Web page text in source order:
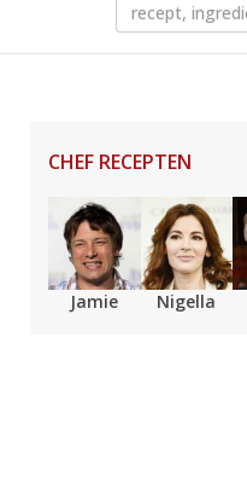
CHEF RECEPTEN
Jamie Nigella